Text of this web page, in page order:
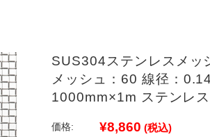
SUS304ステンレスメッ
メッシュ：60 線径：
1000mm×1m ステンレ
価格: ¥8,860 (税込)